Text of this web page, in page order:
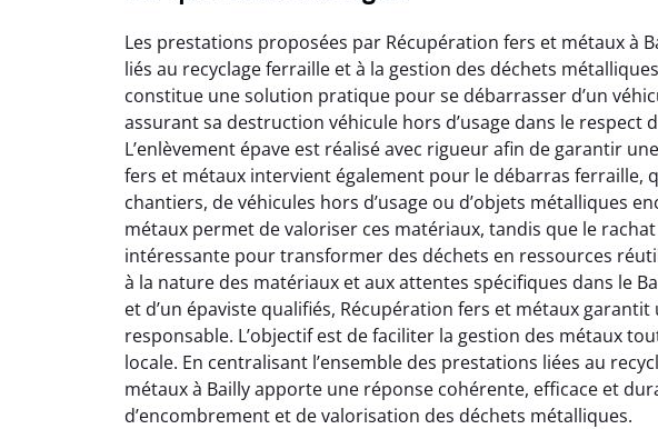
Les prestations proposées par Récupération fers et métaux à
liés au recyclage ferraille et à la gestion des déchets
constitue une solution pratique pour se débarrasser d’un
assurant sa destruction véhicule hors d’usage dans le respect
L’enlèvement épave est réalisé avec rigueur afin de garantir
fers et métaux intervient également pour le débarras ferraille,
chantiers, de véhicules hors d’usage ou d’objets métalliques
métaux permet de valoriser ces matériaux, tandis que le
intéressante pour transformer des déchets en ressources
à la nature des matériaux et aux attentes spécifiques dans le
et d’un épaviste qualifiés, Récupération fers et métaux
responsable. L’objectif est de faciliter la gestion des métaux
locale. En centralisant l’ensemble des prestations liées au
métaux à Bailly apporte une réponse cohérente, efficace et
d’encombrement et de valorisation des déchets métalliques.